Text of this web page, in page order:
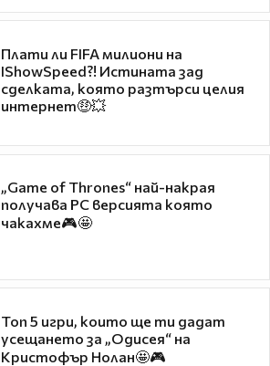
Плати ли FIFA милиони на
IShowSpeed?! Истината зад
сделката, която разтърси целия
интернет🤑💥
„Game of Thrones“ най-накрая
получава PC версията която
чакахме🎮🤩
Топ 5 игри, които ще ти дадат
усещането за „Одисея“ на
Кристофър Нолан🤩🎮